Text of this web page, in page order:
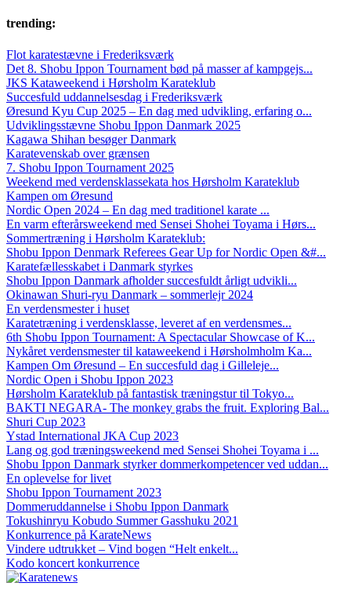
trending:
Flot karatestævne i Frederiksværk
Det 8. Shobu Ippon Tournament bød på masser af kampgejs...
JKS Kataweekend i Hørsholm Karateklub
Succesfuld uddannelsesdag i Frederiksværk
Øresund Kyu Cup 2025 – En dag med udvikling, erfaring o...
Udviklingsstævne Shobu Ippon Danmark 2025
Kagawa Shihan besøger Danmark
Karatevenskab over grænsen
7. Shobu Ippon Tournament 2025
Weekend med verdensklassekata hos Hørsholm Karateklub
Kampen om Øresund
Nordic Open 2024 – En dag med traditionel karate ...
En varm efterårsweekend med Sensei Shohei Toyama i Hørs...
Sommertræning i Hørsholm Karateklub:
Shobu Ippon Denmark Referees Gear Up for Nordic Open &#...
Karatefællesskabet i Danmark styrkes
Shobu Ippon Danmark afholder succesfuldt årligt udvikli...
Okinawan Shuri-ryu Danmark – sommerlejr 2024
En verdensmester i huset
Karatetræning i verdensklasse, leveret af en verdensmes...
6th Shobu Ippon Tournament: A Spectacular Showcase of K...
Nykåret verdensmester til kataweekend i Hørsholmholm Ka...
Kampen Om Øresund – En succesfuld dag i Gilleleje...
Nordic Open i Shobu Ippon 2023
Hørsholm Karateklub på fantastisk træningstur til Tokyo...
BAKTI NEGARA- The monkey grabs the fruit. Exploring Bal...
Shuri Cup 2023
Ystad International JKA Cup 2023
Lang og god træningsweekend med Sensei Shohei Toyama i ...
Shobu Ippon Danmark styrker dommerkompetencer ved uddan...
En oplevelse for livet
Shobu Ippon Tournament 2023
Dommeruddannelse i Shobu Ippon Danmark
Tokushinryu Kobudo Summer Gasshuku 2021
Konkurrence på KarateNews
Vindere udtrukket – Vind bogen “Helt enkelt...
Kodo koncert konkurrence